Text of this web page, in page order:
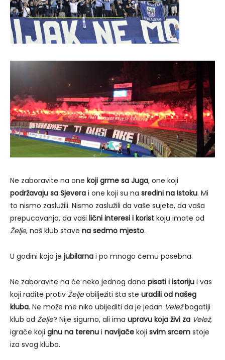
Ne zaboravite na one koji grme sa Juga, one koji
podržavaju sa Sjevera i one koji su na sredini na Istoku. Mi
to nismo zaslužili. Nismo zaslužili da vaše sujete, da vaša
prepucavanja, da vaši lični interesi i korist koju imate od
Želje, naš klub stave na sedmo mjesto.
U godini koja je jubilarna i po mnogo čemu posebna.
Ne zaboravite na će neko jednog dana pisati i istoriju i vas
koji radite protiv Željeobilježiti šta ste uradili od našeg
kluba. Ne može me niko ubijediti da je jedan Veležbogatiji
klub od Želje? Nije sigurno, ali ima upravu koja živi za Velež,
igrače koji ginu na terenu i navijače koji svim srcem stoje
iza svog kluba.